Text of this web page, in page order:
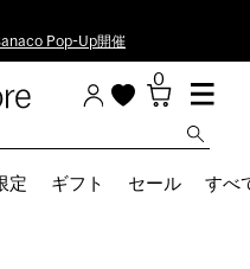
Pop-Up開催
0
定 ギフト セール すべ